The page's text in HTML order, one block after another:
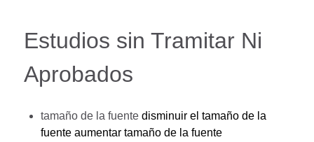
Estudios sin Tramitar Ni
Aprobados
tamaño de la fuente disminuir el tamaño de la
fuente aumentar tamaño de la fuente